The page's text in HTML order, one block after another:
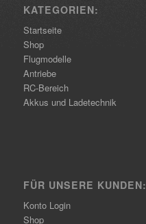
KATEGORIEN:
Startseite
Shop
Flugmodelle
Antriebe
RC-Bereich
Akkus und Ladetechnik
FÜR UNSERE KUNDEN:
Konto Login
Shop